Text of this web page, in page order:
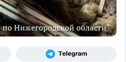
Нижегородской области"